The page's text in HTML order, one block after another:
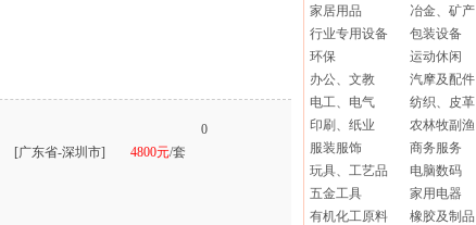
[广东省-深圳市] 4800元/套
0
家居用品
冶金、矿产
行业专用设备
包装设备
环保
运动休闲
办公、文教
汽摩及配件
电工、电气
纺织、皮革
印刷、纸业
农林牧副渔
服装服饰
商务服务
玩具、工艺品
电脑数码
五金工具
家用电器
有机化工原料
橡胶及制品